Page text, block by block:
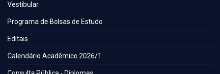
Vestibular
Programa de Bolsas de Estudo
Editais
Calendário Acadêmico 2026/1